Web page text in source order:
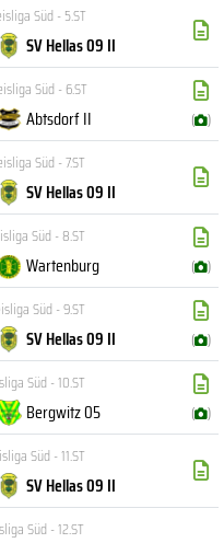
Süd - 5.ST
SV Hellas 09 II
Süd - 6.ST
Abtsdorf II ( )
Süd - 7.ST
SV Hellas 09 II
Süd - 8.ST
Wartenburg ( )
Süd - 9.ST
SV Hellas 09 II ( )
Süd - 10.ST
Bergwitz 05 ( )
Süd - 11.ST
SV Hellas 09 II
Süd - 12.ST